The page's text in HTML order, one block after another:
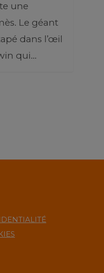
une
Le géant
dans l’œil
qui…